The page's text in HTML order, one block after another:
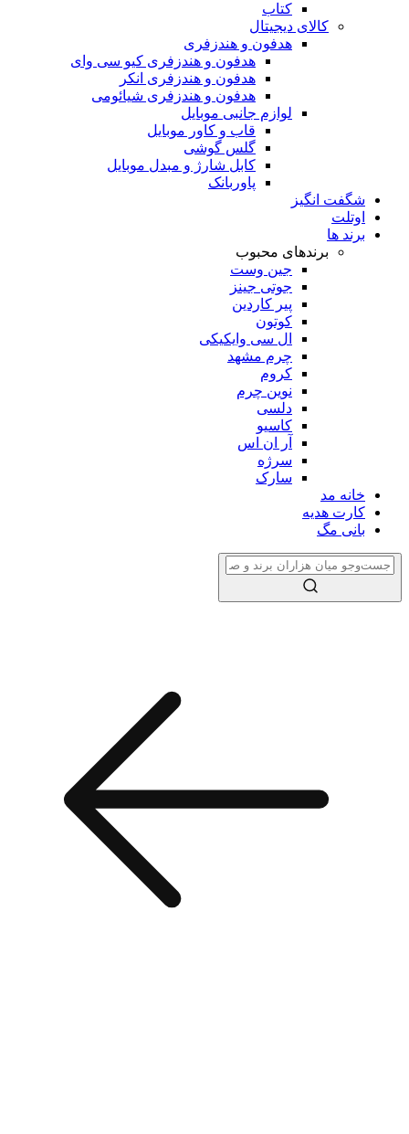
کتاب
کالای دیجیتال
هدفون و هندزفری
هدفون و هندزفری کیو سی وای
هدفون و هندزفری انکر
هدفون و هندزفری شیائومی
لوازم جانبی موبایل
قاب و کاور موبایل
گلس گوشی
کابل شارژ و مبدل موبایل
پاوربانک
شگفت انگیز
اوتلت
برند ها
برندهای محبوب
جین وست
جوتی جینز
پیر کاردین
کوتون
ال سی وایکیکی
چرم مشهد
کروم
نوین چرم
دلسی
کاسیو
آر ان اس
سرژه
سارک
خانه مد
کارت هدیه
بانی مگ